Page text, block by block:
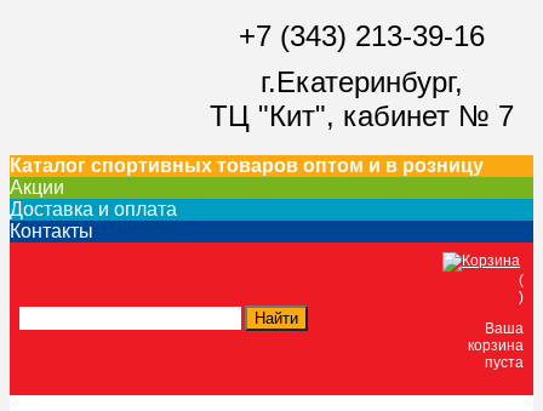
+7 (343) 213-39-16
г.Екатеринбург,
ТЦ "Кит", кабинет № 7
Каталог спортивных товаров оптом и в розницу
Акции
Доставка и оплата
Контакты
(
)
Ваша
корзина
пуста